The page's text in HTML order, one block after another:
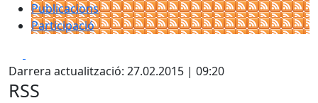
Publicacions
Participació
Darrera actualització: 27.02.2015 | 09:20
RSS